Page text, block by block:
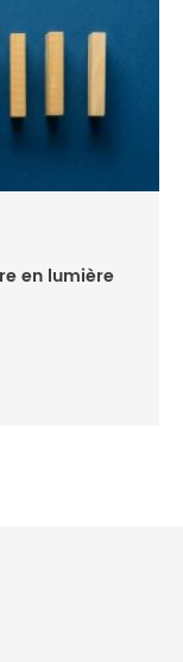
en lumière